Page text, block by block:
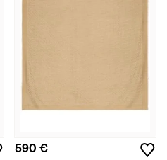
590 €